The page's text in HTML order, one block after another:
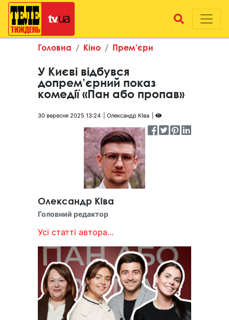
Головна Кіно Прем'єри
У Києві відбувся
допрем’єрний показ
комедії «Пан або пропав»
30 вересня 2025 13:24 Олександр КІва
Олександр КІва
Головний редактор
Усі статті автора...